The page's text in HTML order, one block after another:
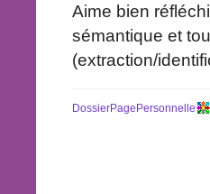
Aime bien
sémantique et
(extraction/
DossierPagePersonnelle